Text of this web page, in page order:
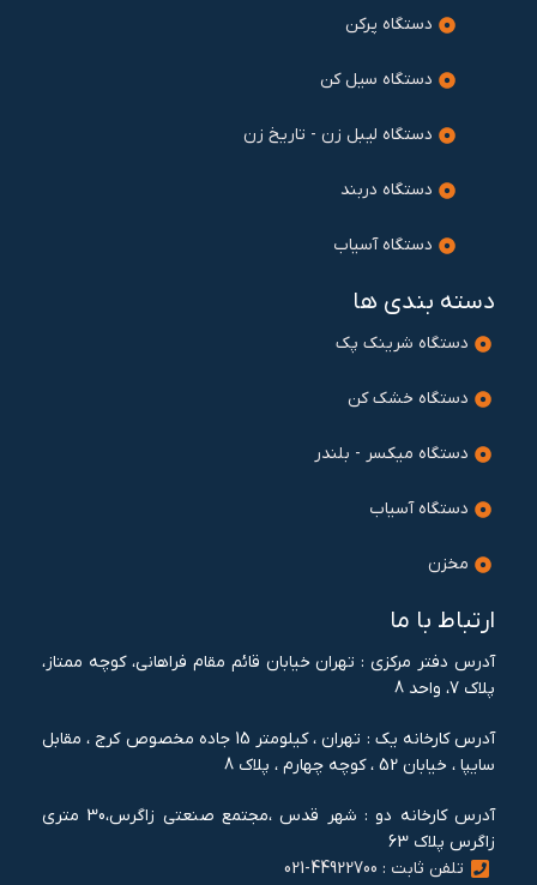
دستگاه پرکن
دستگاه سیل کن
دستگاه لیبل زن - تاریخ زن
دستگاه دربند
دستگاه آسیاب
دسته بندی ها
دستگاه شرینک پک
دستگاه خشک کن
دستگاه میکسر - بلندر
دستگاه آسیاب
مخزن
ارتباط با ما
آدرس دفتر مرکزی : تهران خيابان قائم مقام فراهانی، کوچه ممتاز،
پلاک 7، واحد 8
آدرس کارخانه یک : تهران ، کيلومتر 15 جاده مخصوص کرج ، مقابل
سايپا ، خيابان 52 ، کوچه چهارم ، پلاک 8
آدرس کارخانه دو : شهر قدس ،مجتمع صنعتی زاگرس،30 متری
زاگرس پلاک 63
تلفن ثابت : 44922700-021